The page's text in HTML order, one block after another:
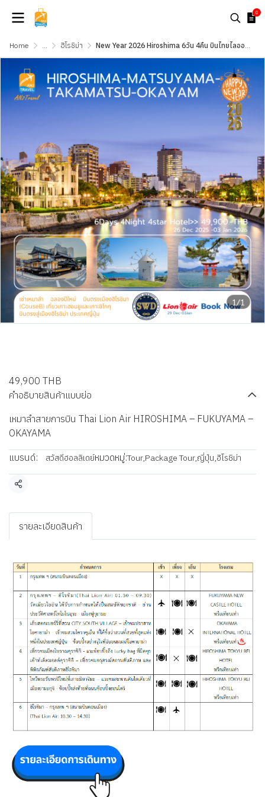
0
Home ... ฮิโรชิม่า New Year 2026 Hiroshima 6วัน 4คืน บินไทยไลออนแอร์ A
1/1
49,900 THB
คำอธิบายสินค้าแบบย่อ
เหมาลำสายการบิน Thai Lion Air HIROSHIMA – FUKUYAMA –
OKAYAMA
แบรนด์: สวัสดีฮอลลิเดย์หมวดหมู่:Tour,Package Tour,ญี่ปุ่น,ฮิโรชิม่า
แชร์
รายละเอียดสินค้า